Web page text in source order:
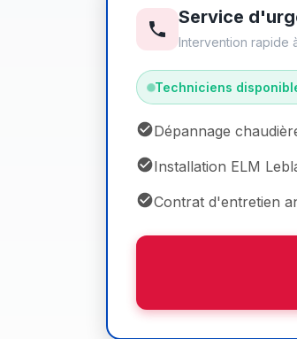
Service
Intervention rapide
Techniciens
Dépannage
Installation ELM
Contrat d'entretien